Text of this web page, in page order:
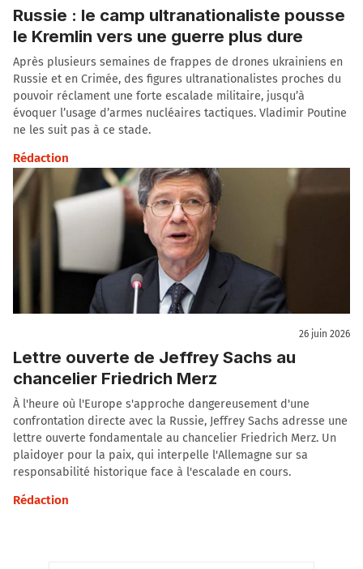
Russie : le camp ultranationaliste pousse
le Kremlin vers une guerre plus dure
Après plusieurs semaines de frappes de drones ukrainiens en
Russie et en Crimée, des figures ultranationalistes proches du
pouvoir réclament une forte escalade militaire, jusqu’à
évoquer l’usage d’armes nucléaires tactiques. Vladimir Poutine
ne les suit pas à ce stade.
Rédaction
26 juin 2026
Lettre ouverte de Jeffrey Sachs au
chancelier Friedrich Merz
À l'heure où l'Europe s'approche dangereusement d'une
confrontation directe avec la Russie, Jeffrey Sachs adresse une
lettre ouverte fondamentale au chancelier Friedrich Merz. Un
plaidoyer pour la paix, qui interpelle l'Allemagne sur sa
responsabilité historique face à l'escalade en cours.
Rédaction